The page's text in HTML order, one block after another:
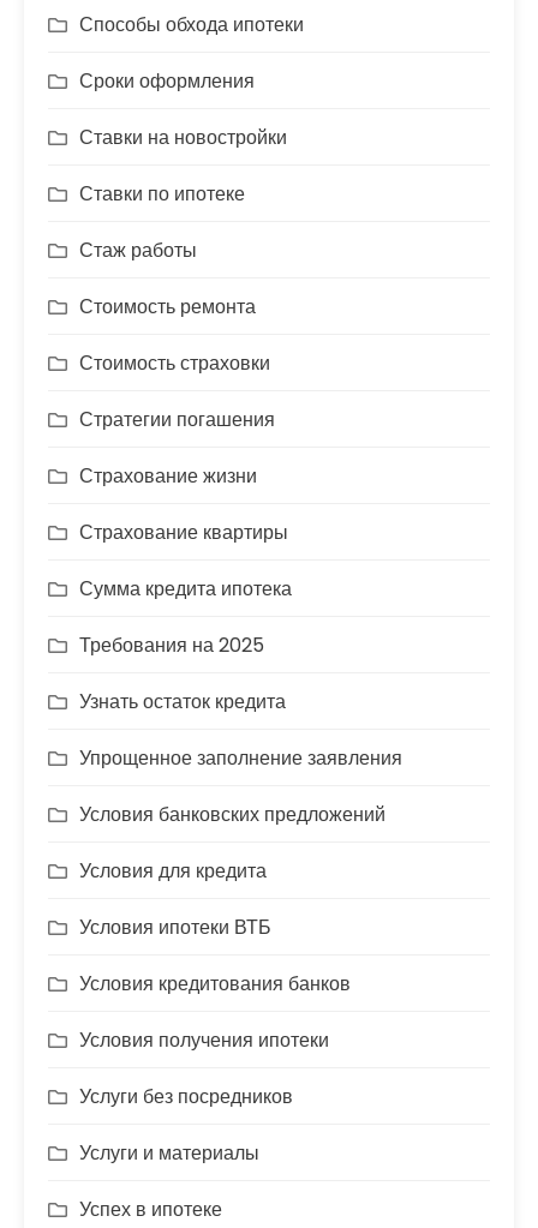
Способы обхода ипотеки
Сроки оформления
Ставки на новостройки
Ставки по ипотеке
Стаж работы
Стоимость ремонта
Стоимость страховки
Стратегии погашения
Страхование жизни
Страхование квартиры
Сумма кредита ипотека
Требования на 2025
Узнать остаток кредита
Упрощенное заполнение заявления
Условия банковских предложений
Условия для кредита
Условия ипотеки ВТБ
Условия кредитования банков
Условия получения ипотеки
Услуги без посредников
Услуги и материалы
Успех в ипотеке